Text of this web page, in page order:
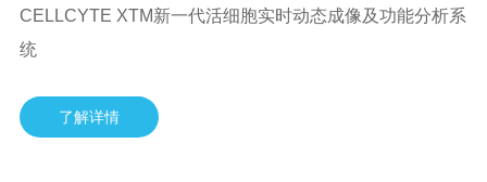
CELLCYTE XTM新一代活细胞实时动态成像及功能分析系
统
了解详情